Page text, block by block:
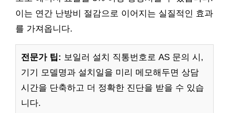
이는 연간 난방비 절감으로 이어지는 실질적인 효과
를 가져옵니다.
전문가 팁: 보일러 설치 직통번호로 AS 문의 시,
기기 모델명과 설치일을 미리 메모해두면 상담
시간을 단축하고 더 정확한 진단을 받을 수 있습
니다.